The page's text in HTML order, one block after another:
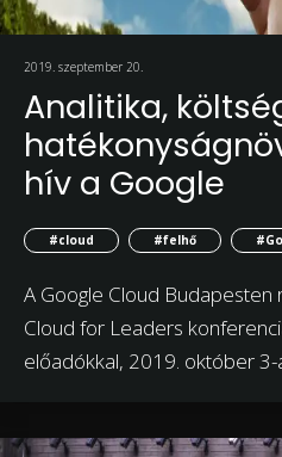
2019. szeptember 20.
Analitika,
hív a Google
#cloud #felhő
A Google Cloud Budapesten
Cloud for Leaders
előadókkal, 2019. október 3-